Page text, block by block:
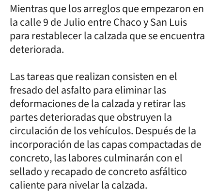
Mientras que los arreglos que empezaron en
la calle 9 de Julio entre Chaco y San Luis
para restablecer la calzada que se encuentra
deteriorada.
Las tareas que realizan consisten en el
fresado del asfalto para eliminar las
deformaciones de la calzada y retirar las
partes deterioradas que obstruyen la
circulación de los vehículos. Después de la
incorporación de las capas compactadas de
concreto, las labores culminarán con el
sellado y recapado de concreto asfáltico
caliente para nivelar la calzada.